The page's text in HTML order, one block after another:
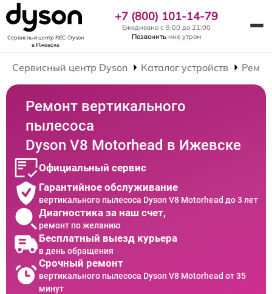
Сервисный центр REC-Dyson
в Ижевске
+7 (800) 101-14-79
Ежедневно с 9:00 до 21:00
Позвонить мне утром
Сервисный центр Dyson Каталог устройств
Ремонт вертикального
пылесоса
Dyson V8 Motorhead в Ижевске
Официальный сервис
Гарантийное обслуживание
вертикального пылесоса Dyson V8 Motorhead до 3 лет
Диагностика за наш счет,
ремонт по желанию
Бесплатный выезд курьера
в день обращения
Срочный ремонт
вертикального пылесоса Dyson V8 Motorhead от 35
минут